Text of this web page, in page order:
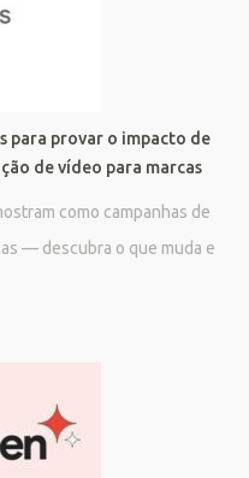
para provar o impacto de
de vídeo para marcas
como campanhas de
— descubra o que muda e